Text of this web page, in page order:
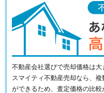
不動産会社選びで売却価格は大
スマイティ不動産売却なら、
ができるため、査定価格の比較